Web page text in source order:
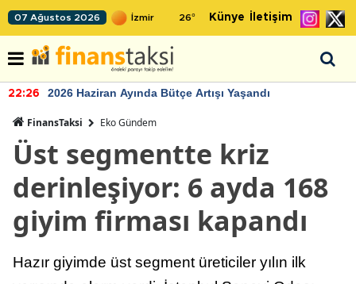
07 Ağustos 2026 26° Künye İletişim
22:26 2026 Haziran Ayında Bütçe Artışı Yaşandı
FinansTaksi Eko Gündem
Üst segmentte kriz
derinleşiyor: 6 ayda 168
giyim firması kapandı
Hazır giyimde üst segment üreticiler yılın ilk